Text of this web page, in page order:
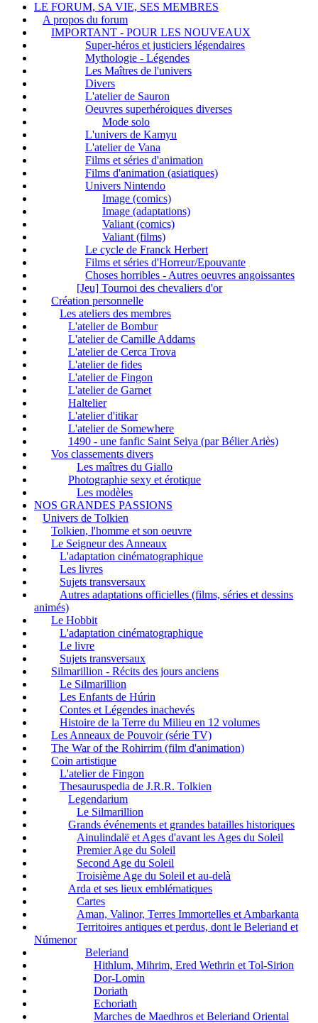
LE FORUM, SA VIE, SES MEMBRES
A propos du forum
IMPORTANT - POUR LES NOUVEAUX
Super-héros et justiciers légendaires
Mythologie - Légendes
Les Maîtres de l'univers
Divers
L'atelier de Sauron
Oeuvres superhéroiques diverses
Mode solo
L'univers de Kamyu
L'atelier de Vana
Films et séries d'animation
Films d'animation (asiatiques)
Univers Nintendo
Image (comics)
Image (adaptations)
Valiant (comics)
Valiant (films)
Le cycle de Franck Herbert
Films et séries d'Horreur/Epouvante
Choses horribles - Autres oeuvres angoissantes
[Jeu] Tournoi des chevaliers d'or
Création personnelle
Les ateliers des membres
L'atelier de Bombur
L'atelier de Camille Addams
L'atelier de Cerca Trova
L'atelier de fides
L'atelier de Fingon
L'atelier de Garnet
Haltelier
L'atelier d'itikar
L'atelier de Somewhere
1490 - une fanfic Saint Seiya (par Bélier Ariès)
Vos classements divers
Les maîtres du Giallo
Photographie sexy et érotique
Les modèles
NOS GRANDES PASSIONS
Univers de Tolkien
Tolkien, l'homme et son oeuvre
Le Seigneur des Anneaux
L'adaptation cinématographique
Les livres
Sujets transversaux
Autres adaptations officielles (films, séries et dessins
animés)
Le Hobbit
L'adaptation cinématographique
Le livre
Sujets transversaux
Silmarillion - Récits des jours anciens
Le Silmarillion
Les Enfants de Húrin
Contes et Légendes inachevés
Histoire de la Terre du Milieu en 12 volumes
Les Anneaux de Pouvoir (série TV)
The War of the Rohirrim (film d'animation)
Coin artistique
L'atelier de Fingon
Thesauruspedia de J.R.R. Tolkien
Legendarium
Le Silmarillion
Grands événements et grandes batailles historiques
Ainulindalë et Ages d'avant les Ages du Soleil
Premier Age du Soleil
Second Age du Soleil
Troisième Age du Soleil et au-delà
Arda et ses lieux emblématiques
Cartes
Aman, Valinor, Terres Immortelles et Ambarkanta
Territoires antiques et perdus, dont le Beleriand et
Númenor
Beleriand
Hithlum, Mihrim, Ered Wethrin et Tol-Sirion
Dor-Lomin
Doriath
Echoriath
Marches de Maedhros et Beleriand Oriental